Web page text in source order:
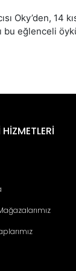
Oky’den,
bu eğlenceli